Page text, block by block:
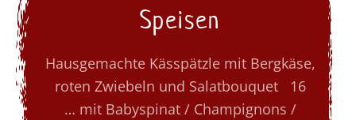
Speisen
Hausgemachte Kässpätzle mit Bergkäse,
roten Zwiebeln und Salatbouquet 16
… mit Babyspinat / Champignons /